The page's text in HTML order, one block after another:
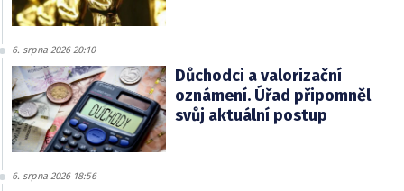
6. srpna 2026 20:10
Důchodci a valorizační
oznámení. Úřad připomněl
svůj aktuální postup
6. srpna 2026 18:56